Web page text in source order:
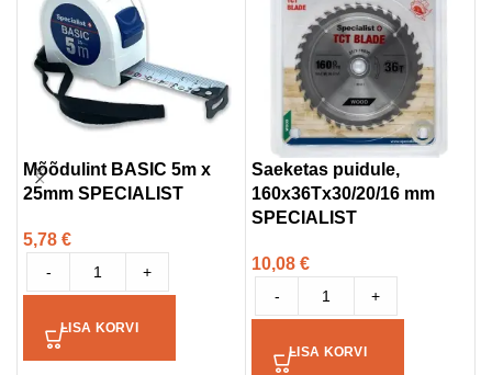
Mõõdulint BASIC 5m x
25mm SPECIALIST
5,78 €
- +
LISA KORVI
Saeketas puidule,
160x36Tx30/20/16 mm
SPECIALIST
10,08 €
- +
LISA KORVI